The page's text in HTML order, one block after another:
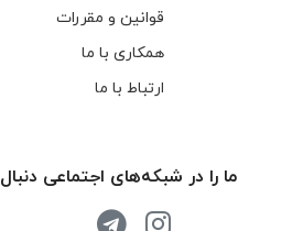
قوانین و مقررات
همکاری با ما
ارتباط با ما
ما را در شبکه‌های اجتماعی